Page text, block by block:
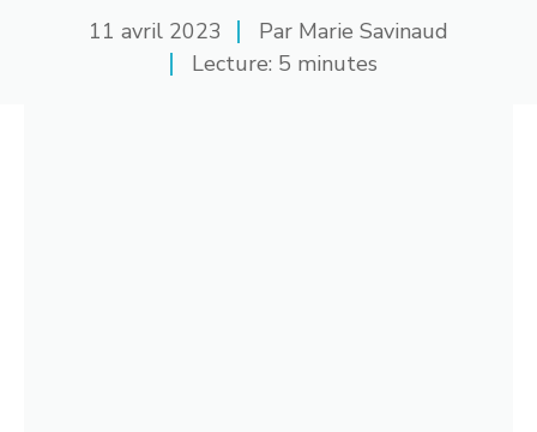
11 avril 2023 Par Marie Savinaud
Lecture: 5 minutes